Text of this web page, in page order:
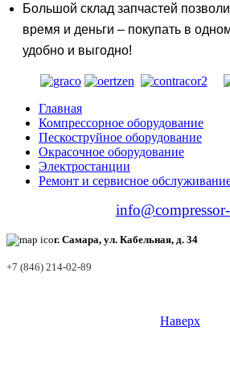
Большой склад запчастей
время и деньги – покупать в
удобно и выгодно!
Главная
Компрессорное оборудование
Пескоструйное оборудование
Окрасочное оборудование
Электростанции
Ремонт и сервисное
г. Самара, ул. Кабельная, д. 34
+7 (846) 214-02-89
Наверх